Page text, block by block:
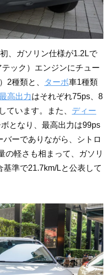
、ガソリン仕様が1.2Lで
ック）エンジンにチュー
2種類と、
ターボ車1種類
高出力はそれぞれ75ps、8
ています。また、 ディー
となり、最高出力は99ps
ーでありながら、シトロ
の軽さも相まって、ガソリ
準で21.7km/Lと公表して